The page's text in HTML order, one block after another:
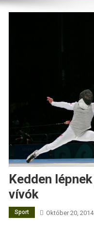
Kedden
vívók
Sport Október 20, 2014